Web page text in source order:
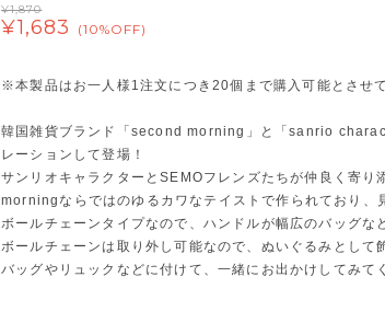
¥1,870
¥1,683 (10%OFF)
※本製品はお一人様1注文につき20個まで購入可能とさせ
韓国雑貨ブランド「second morning」と「sanrio
レーションして登場！
サンリオキャラクターとSEMOフレンズたちが仲良く寄
morningならではのゆるカワなテイストで作られており、
ボールチェーンタイプなので、ハンドルが幅広のバッグな
ボールチェーンは取り外し可能なので、ぬいぐるみとして
バッグやリュックなどに付けて、一緒にお出かけしてみて